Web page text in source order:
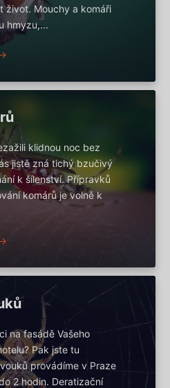
život. Mouchy a komáři
hmyzu,...
klidnou noc bez
jistě zná tichý bzučivý
k šílenství. Přípravků
komárů je volně k
na fasádě Vašeho
Pak jste tu
provádíme v Praze
2 hodin. Deratizační